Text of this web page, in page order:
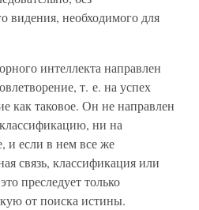
видения, необходимого для
интеллекта направлен
т. е. на успех
как таковое. Он не направлен
ни на
и если в нем все же
связь, классификация или
преследует только
от поиска истины.